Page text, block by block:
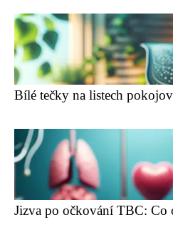
Bílé tečky na listech
Jizva po očkování TBC: Co